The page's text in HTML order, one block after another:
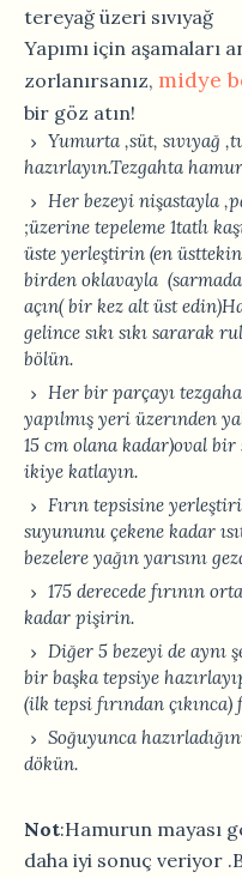
tereyağ üzeri sıvıyağ
Yapımı için aşamaları
zorlanırsanız, midye
bir göz atın!
Yumurta ,süt, sıvıyağ
hazırlayın.Tezgahta
Her bezeyi nişastayla
;üzerine tepeleme 1tatlı
üste yerleştirin (en
birden oklavayla
açın( bir kez alt üst
gelince sıkı sıkı sararak
bölün.
Her bir parçayı
yapılmış yeri üzerınden
15 cm olana kadar)oval
ikiye katlayın.
Fırın tepsisine
suyununu çekene kadar
bezelere yağın yarısını
175 derecede fırının
kadar pişirin.
Diğer 5 bezeyi de aynı
bir başka tepsiye
(ilk tepsi fırından çıkınca)
Soğuyunca
dökün.
Not:Hamurun mayası
daha iyi sonuç veriyor